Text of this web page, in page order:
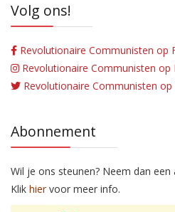
Volg ons!
Revolutionaire Communisten op
Revolutionaire Communisten op
Revolutionaire Communisten
Abonnement
Wil je ons steunen? Neem dan een
Klik hiervoor meer info.